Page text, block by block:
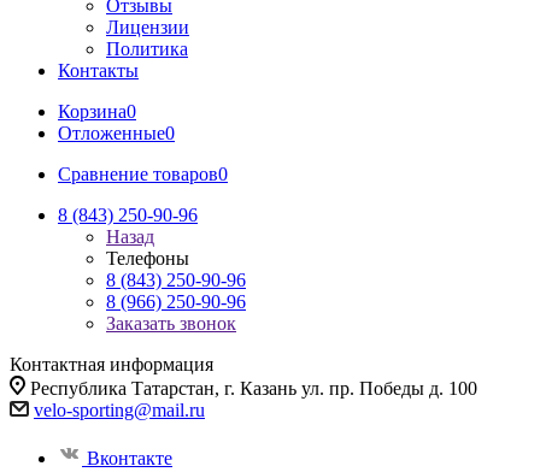
Отзывы
Лицензии
Политика
Контакты
Корзина0
Отложенные0
Сравнение товаров0
8 (843) 250-90-96
Назад
Телефоны
8 (843) 250-90-96
8 (966) 250-90-96
Заказать звонок
Контактная информация
Республика Татарстан, г. Казань ул. пр. Победы д. 100
velo-sporting@mail.ru
Вконтакте